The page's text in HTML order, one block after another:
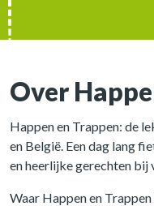
Over
Happen en Trappen: de
en België. Een dag lang
en heerlijke gerechten bij
Waar Happen en